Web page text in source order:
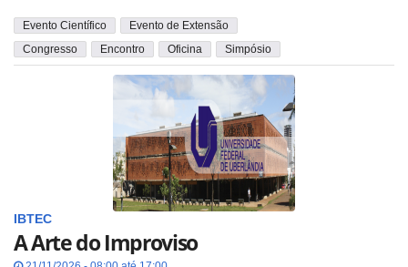
Evento Científico
Evento de Extensão
Congresso
Encontro Oficina Simpósio
IBTEC
A Arte do Improviso